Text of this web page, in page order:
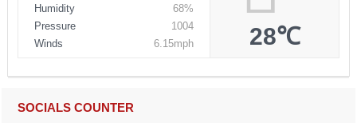
Humidity
68%
Pressure
1004
Winds
6.15mph 28℃
SOCIALS COUNTER